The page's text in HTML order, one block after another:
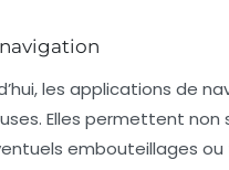
les applications de
Elles permettent
embouteillages